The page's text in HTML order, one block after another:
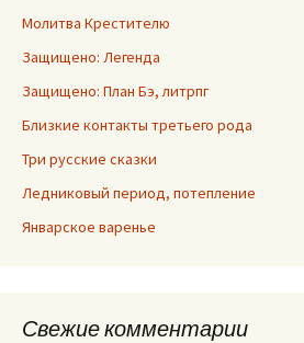
Молитва Крестителю
Защищено: Легенда
Защищено: План Бэ, литрпг
Близкие контакты третьего рода
Три русские сказки
Ледниковый период, потепление
Январское варенье
Свежие комментарии